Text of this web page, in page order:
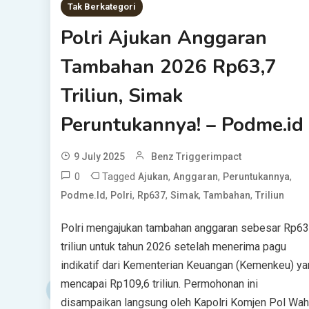
Tak Berkategori
Polri Ajukan Anggaran
Tambahan 2026 Rp63,7
Triliun, Simak
Peruntukannya! – Podme.id
9 July 2025 Benz Triggerimpact
0 Tagged Ajukan, Anggaran, Peruntukannya,
Podme.id, Polri, Rp637, Simak, Tambahan, Triliun
Polri mengajukan tambahan anggaran sebesar
triliun untuk tahun 2026 setelah menerima pagu
indikatif dari Kementerian Keuangan (Kemenkeu)
mencapai Rp109,6 triliun. Permohonan ini
disampaikan langsung oleh Kapolri Komjen Pol